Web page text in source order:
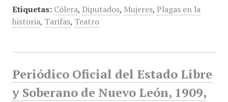
Etiquetas: Cólera, Diputados, Mujeres, Plagas en la
historia, Tarifas, Teatro
Periódico Oficial del Estado Libre
y Soberano de Nuevo León, 1909,